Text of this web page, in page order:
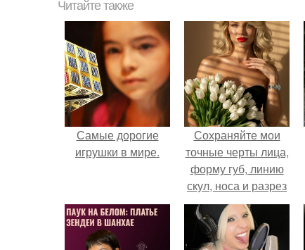
Читайте также
Самые дорогие
игрушки в мире.
Сохраняйте мои
точные черты лица,
форму губ, линию
скул, носа и разрез
глаз.